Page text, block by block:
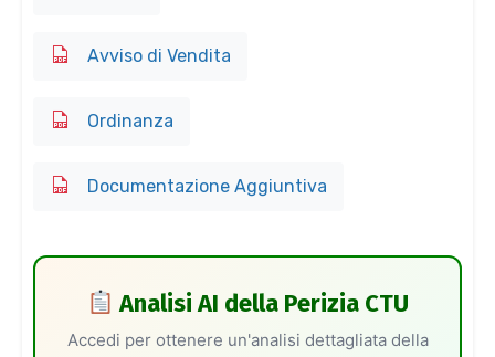
Avviso di Vendita
Ordinanza
Documentazione Aggiuntiva
Analisi AI della Perizia CTU
Accedi per ottenere un'analisi dettagliata della